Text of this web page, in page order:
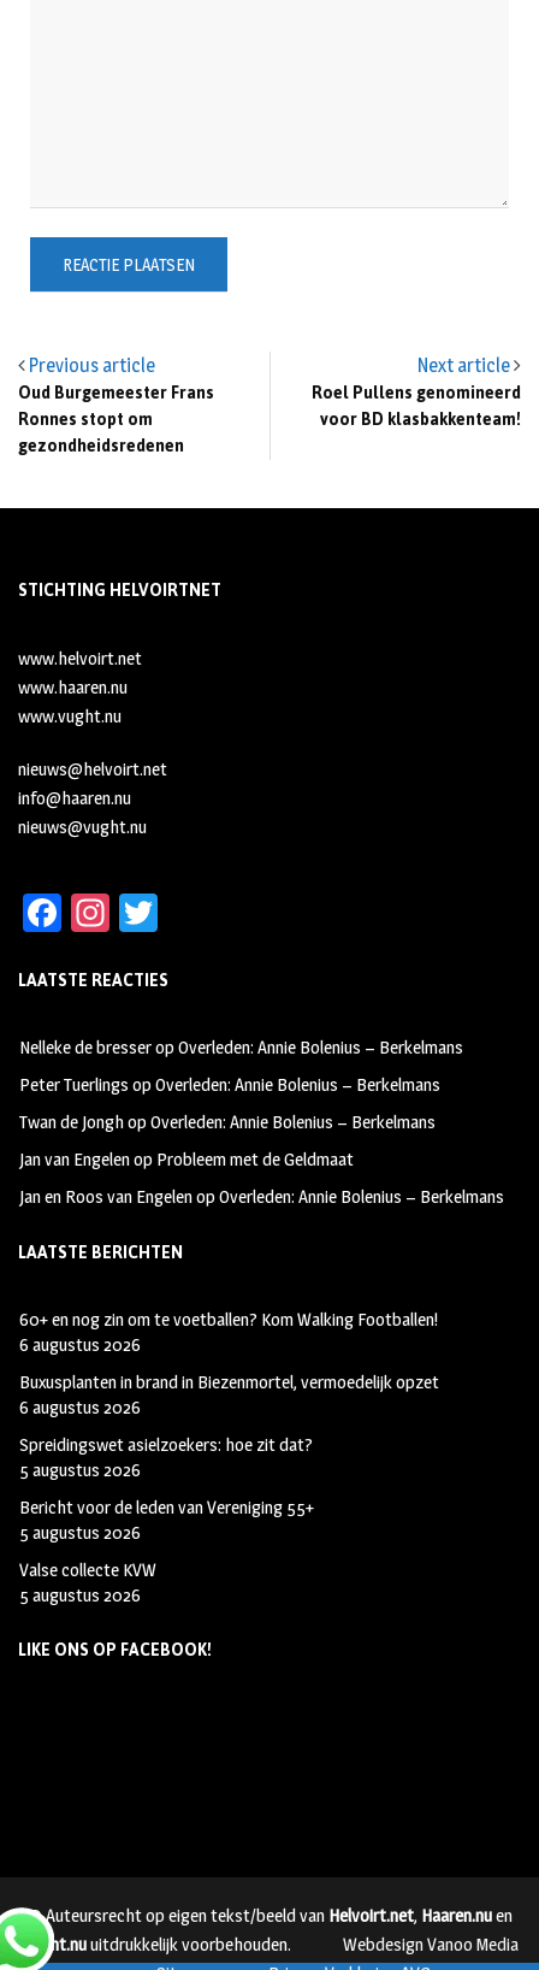
Previous article
Oud Burgemeester Frans
Ronnes stopt om
gezondheidsredenen
Next article
Roel Pullens genomineerd
voor BD klasbakkenteam!
STICHTING HELVOIRTNET
www.helvoirt.net
www.haaren.nu
www.vught.nu
nieuws@helvoirt.net
info@haaren.nu
nieuws@vught.nu
Fa
b
oo
k
In
ag
m
tt
LAATSTE REACTIES
Nelleke de bresseropOverleden: Annie Bolenius – Berkelmans
Peter Tuerlings opOverleden: Annie Bolenius – Berkelmans
Twan de JonghopOverleden: Annie Bolenius – Berkelmans
Jan van Engelenop Probleem met de Geldmaat
Jan en Roos van EngelenopOverleden: Annie Bolenius – Berkelmans
LAATSTE BERICHTEN
60+ en nog zin om te voetballen? Kom Walking Footballen!
6 augustus 2026
Buxusplanten in brand in Biezenmortel, vermoedelijk opzet
6 augustus 2026
Spreidingswet asielzoekers: hoe zit dat?
5 augustus 2026
Bericht voor de leden van Vereniging 55+
5 augustus 2026
Valse collecte KVW
5 augustus 2026
LIKE ONS OP FACEBOOK!
© Auteursrecht op eigen tekst/beeld van Helvoirt.net, Haaren.nuen
Vught.nuuitdrukkelijk voorbehouden.
Webdesign Vanoo Media